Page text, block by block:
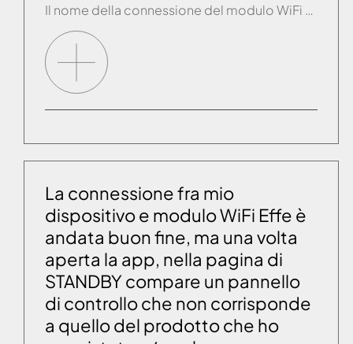
Il nome della connessione del modulo WiFi Effe ha sempre nome: “effegibi-XXXX….” dove le X sono sempre cifre. Nel caso in cui si legga “ffff...” è opportuno ed urgente contattare il servizio assistenza in quanto il modulo WiFi è da sostituire il prima possibile.
La connessione fra mio
dispositivo e modulo WiFi Effe è
andata buon fine, ma una volta
aperta la app, nella pagina di
STANDBY compare un pannello
di controllo che non corrisponde
a quello del prodotto che ho